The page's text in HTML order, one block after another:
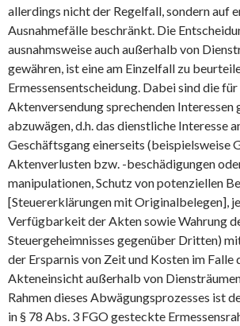
allerdings nicht der Regelfall, sondern auf
Ausnahmefälle beschränkt. Die
ausnahmsweise auch außerhalb von
gewähren, ist eine am Einzelfall zu
Ermessensentscheidung. Dabei sind die für
Aktenversendung sprechenden Interessen
abzuwägen, d.h. das dienstliche Interesse
Geschäftsgang einerseits (beispielsweise
Aktenverlusten bzw. -beschädigungen
manipulationen, Schutz von potenziellen
[Steuererklärungen mit Originalbelegen],
Verfügbarkeit der Akten sowie Wahrung
Steuergeheimnisses gegenüber Dritten)
der Ersparnis von Zeit und Kosten im Falle
Akteneinsicht außerhalb von
Rahmen dieses Abwägungsprozesses ist
in § 78 Abs. 3 FGO gesteckte